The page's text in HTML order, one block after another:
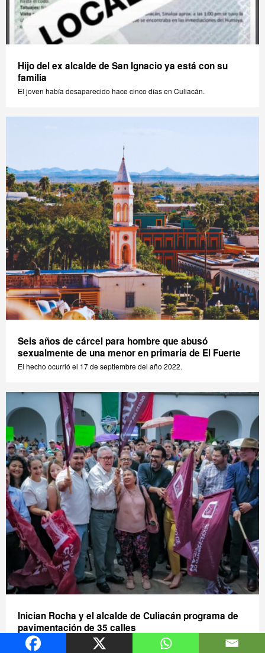
Hijo del ex alcalde de San Ignacio ya está con su
familia
El joven había desaparecido hace cinco días en Culiacán.
Seis años de cárcel para hombre que abusó
sexualmente de una menor en primaria de El Fuerte
El hecho ocurrió el 17 de septiembre del año 2022.
Inician Rocha y el alcalde de Culiacán programa de
pavimentación de 35 calles
Se llevará a cabo con una inversión superior a los 158 millones de
pesos, con los cuales se impulsará la economía de